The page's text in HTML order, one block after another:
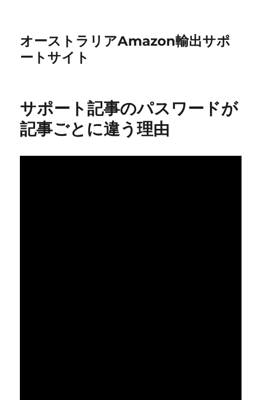
オーストラリアAmazon輸出サポ
ートサイト
サポート記事のパスワードが
記事ごとに違う理由